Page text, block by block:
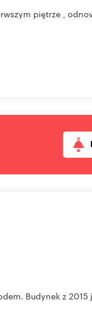
piętrze ,
Budynek z